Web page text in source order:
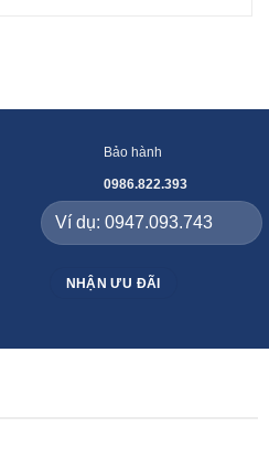
Bảo hành
0986.822.393